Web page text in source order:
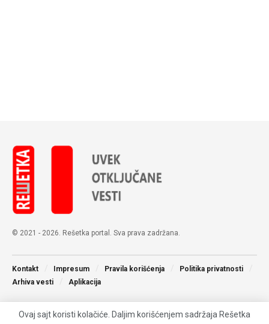
© 2021 - 2026. Rešetka portal. Sva prava zadržana.
Kontakt Impresum Pravila korišćenja
Politika privatnosti
Arhiva vesti
Aplikacija
Ovaj sajt koristi kolačiće. Daljim korišćenjem sadržaja Rešetka